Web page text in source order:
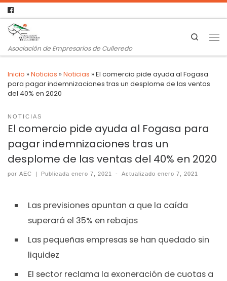
Asociación de Empresarios de Culleredo
Search
Inicio »Noticias »Noticias »El comercio pide ayuda al Fogasa
para pagar indemnizaciones tras un desplome de las ventas
del 40% en 2020
NOTICIAS
El comercio pide ayuda al Fogasa para
pagar indemnizaciones tras un
desplome de las ventas del 40% en 2020
por AEC | Publicadaenero 7, 2021 - Actualizadoenero 7, 2021
Las previsiones apuntan a que la caída
superará el 35% en rebajas
Las pequeñas empresas se han quedado sin
liquidez
El sector reclama la exoneración de cuotas a